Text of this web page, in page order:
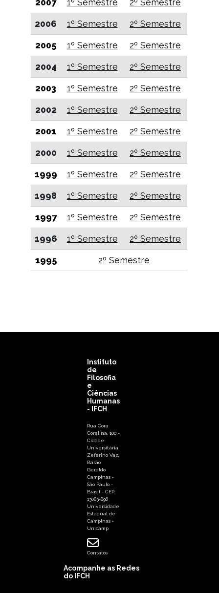
2007 1º Semestre 2º Semestre
2006 1º Semestre 2º Semestre
2005 1º Semestre 2º Semestre
2004 1º Semestre 2º Semestre
2003 1º Semestre 2º Semestre
2002 1º Semestre 2º Semestre
2001 1º Semestre 2º Semestre
2000 1º Semestre 2º Semestre
1999 1º Semestre 2º Semestre
1998 1º Semestre 2º Semestre
1997 1º Semestre 2º Semestre
1996 1º Semestre 2º Semestre
1995 2º Semestre
Instituto
de
Filosofia
e
Ciências
Humanas
- IFCH
Rua Cora
Coralina, 100 -
Cidade
Universitária
Zeferino Vaz,
Barão
Geraldo
Campinas -
São Paulo -
Brasil - CEP:
13083-896
Universidade
Estadual de
Campinas -
Unicamp
Contatos
Acompanhe as Redes
do IFCH